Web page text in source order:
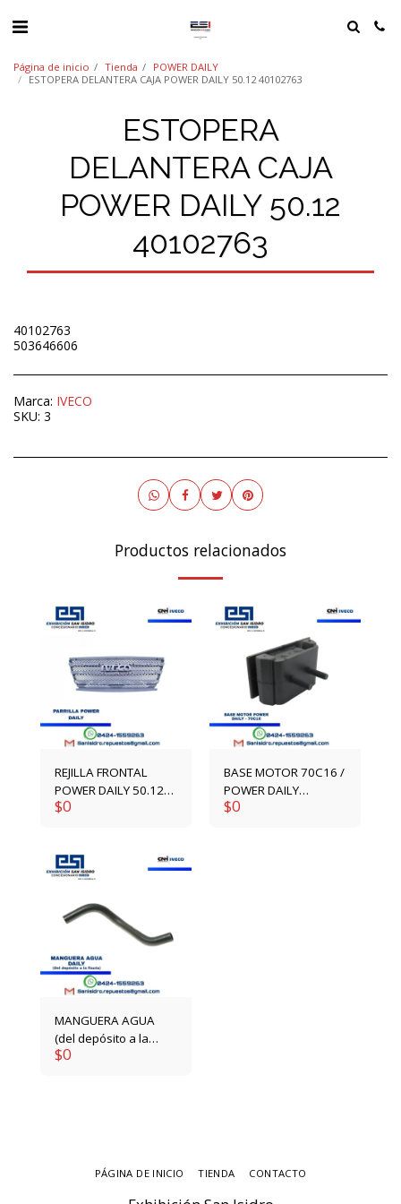
Página de inicio Tienda
POWER DAILY
ESTOPERA DELANTERA CAJA POWER DAILY 50.12 40102763
ESTOPERA
DELANTERA CAJA
POWER DAILY 50.12
40102763
40102763
503646606
Marca: IVECO
SKU: 3
Productos relacionados
REJILLA FRONTAL
POWER DAILY 50.12
97344697
$0
BASE MOTOR 70C16 /
POWER DAILY
93852219
$0
MANGUERA AGUA
(del depósito a la
flauta) 93818988
$0
PÁGINA DE INICIO TIENDA CONTACTO